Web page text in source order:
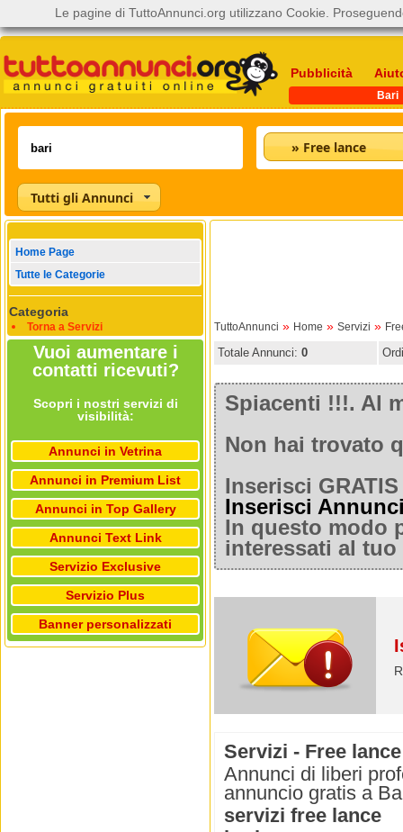
Pubblicità
Bari
» Free lance
Tutti gli Annunci
Home Page
Tutte le Categorie
Categoria
Torna a Servizi
Vuoi aumentare i
contatti ricevuti?
Scopri i nostri servizi di
visibilità:
Annunci in Vetrina
Annunci in Premium List
Annunci in Top Gallery
Annunci Text Link
Servizio Exclusive
Servizio Plus
Banner personalizzati
TuttoAnnunci » Home » Servizi »
Totale Annunci: 0
Spiacenti !!!. Al
Non hai trovato
Inserisci
Inserisci
In questo modo
interessati al
Servizi - Free
Annunci di liberi
annuncio gratis a
servizi free lance
Le pagine di TuttoAnnunci.org utilizzano Cookie.